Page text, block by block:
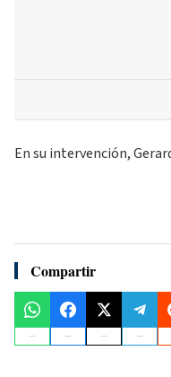
En su intervención,
Compartir